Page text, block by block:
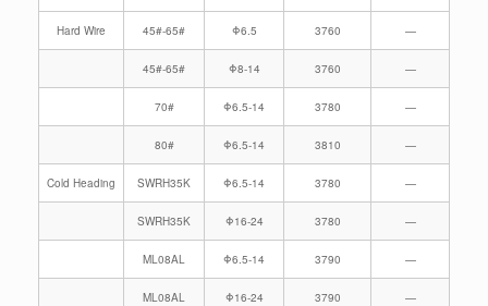
Hard Wire 45#-65# Φ6.5 3760 —
45#-65# Φ8-14 3760 —
70# Φ6.5-14 3780 —
80# Φ6.5-14 3810 —
Cold Heading SWRH35K Φ6.5-14 3780 —
SWRH35K Φ16-24 3780 —
ML08AL Φ6.5-14 3790 —
ML08AL Φ16-24 3790 —